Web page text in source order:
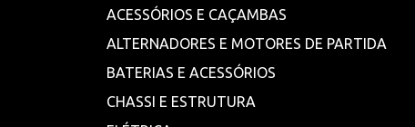
ACESSÓRIOS E CAÇAMBAS
ALTERNADORES E MOTORES DE PARTIDA
BATERIAS E ACESSÓRIOS
CHASSI E ESTRUTURA